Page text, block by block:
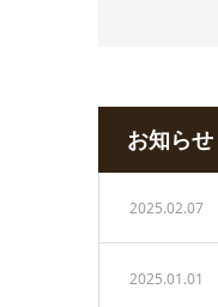
お知らせ
2025.02.07
2025.01.01